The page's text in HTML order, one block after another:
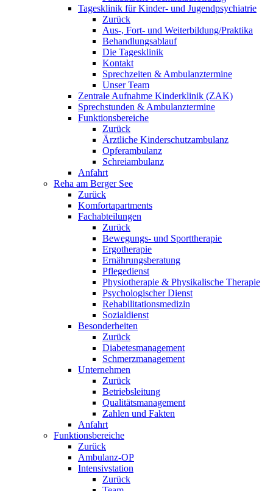
Tagesklinik für Kinder- und Jugendpsychiatrie
Zurück
Aus-, Fort- und Weiterbildung/Praktika
Behandlungsablauf
Die Tagesklinik
Kontakt
Sprechzeiten & Ambulanztermine
Unser Team
Zentrale Aufnahme Kinderklinik (ZAK)
Sprechstunden & Ambulanztermine
Funktionsbereiche
Zurück
Ärztliche Kinderschutzambulanz
Opferambulanz
Schreiambulanz
Anfahrt
Reha am Berger See
Zurück
Komfortapartments
Fachabteilungen
Zurück
Bewegungs- und Sporttherapie
Ergotherapie
Ernährungsberatung
Pflegedienst
Physiotherapie & Physikalische Therapie
Psychologischer Dienst
Rehabilitationsmedizin
Sozialdienst
Besonderheiten
Zurück
Diabetesmanagement
Schmerzmanagement
Unternehmen
Zurück
Betriebsleitung
Qualitätsmanagement
Zahlen und Fakten
Anfahrt
Funktionsbereiche
Zurück
Ambulanz-OP
Intensivstation
Zurück